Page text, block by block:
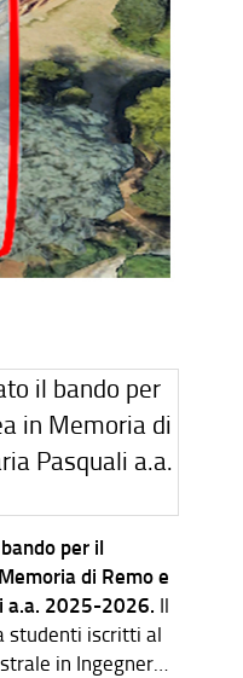
per il
di Remo e
a.a. 2025-2026. Il
studenti iscritti al
in Ingegneria